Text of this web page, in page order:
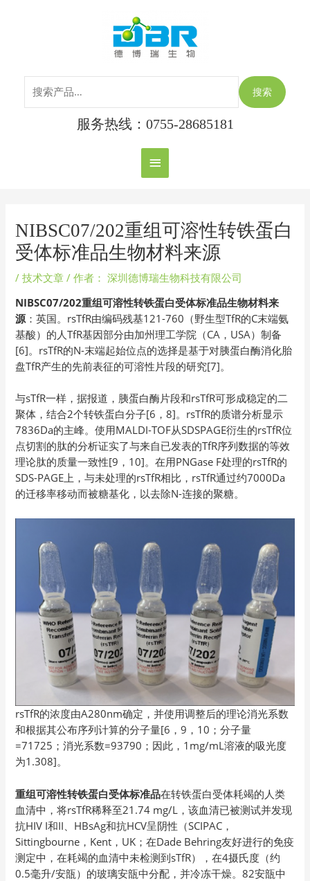
主
菜
单
搜索
服务热线：0755-28685181
NIBSC07/202重组可溶性转铁蛋白
受体标准品生物材料来源
/技术文章 / 作者： 深圳德博瑞生物科技有限公司
NIBSC07/202重组可溶性转铁蛋白受体标准品生物材料来
源：英国。rsTfR由编码残基121-760（野生型TfR的C末端氨
基酸）的人TfR基因部分由加州理工学院（CA，USA）制备
[6]。rsTfR的N-末端起始位点的选择是基于对胰蛋白酶消化胎
盘TfR产生的先前表征的可溶性片段的研究[7]。
与sTfR一样，据报道，胰蛋白酶片段和rsTfR可形成稳定的二
聚体，结合2个转铁蛋白分子[6，8]。rsTfR的质谱分析显示
7836Da的主峰。使用MALDI-TOF从SDSPAGE衍生的rsTfR位
点切割的肽的分析证实了与来自已发表的TfR序列数据的等效
理论肽的质量一致性[9，10]。在用PNGase F处理的rsTfR的
SDS-PAGE上，与未处理的rsTfR相比，rsTfR通过约7000Da
的迁移率移动而被糖基化，以去除N-连接的聚糖。
rsTfR的浓度由A280nm确定，并使用调整后的理论消光系数
和根据其公布序列计算的分子量[6，9，10；分子量
=71725；消光系数=93790；因此，1mg/mL溶液的吸光度
为1.308]。
重组可溶性转铁蛋白受体标准品在转铁蛋白受体耗竭的人类
血清中，将rsTfR稀释至21.74 mg/L，该血清已被测试并发现
抗HIV I和II、HBsAg和抗HCV呈阴性（SCIPAC，
Sittingbourne，Kent，UK；在Dade Behring友好进行的免疫
测定中，在耗竭的血清中未检测到sTfR），在4摄氏度（约
0.5毫升/安瓿）的玻璃安瓿中分配，并冷冻干燥。82安瓿中